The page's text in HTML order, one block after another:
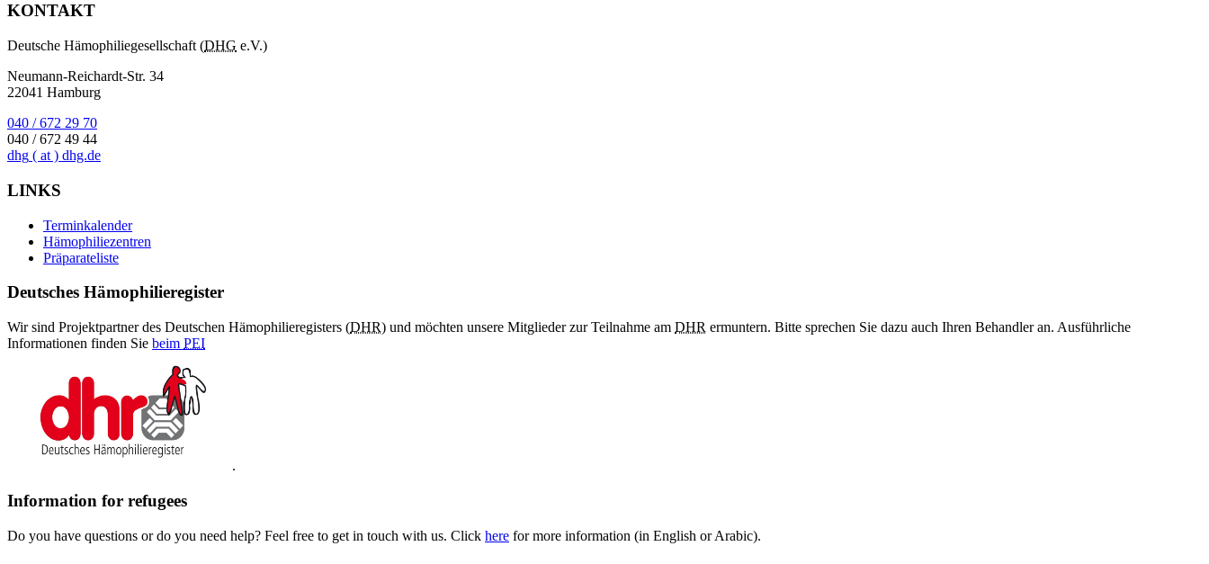
KONTAKT
Deutsche Hämophiliegesellschaft (DHG e.V.)
Neumann-Reichardt-Str. 34
22041 Hamburg
040 / 672 29 70
040 / 672 49 44
dhg ( at ) dhg.de
LINKS
Terminkalender
Hämophiliezentren
Präparateliste
Deutsches Hämophilieregister
Wir sind Projektpartner des Deutschen Hämophilieregisters (DHR) und möchten unsere Mitglieder zur Teilnahme am DHR ermuntern. Bitte sprechen Sie dazu auch Ihren Behandler an. Ausführliche
Informationen finden Sie beim PEI
.
Information for refugees
Do you have questions or do you need help? Feel free to get in touch with us. Click here for more information (in English or Arabic).